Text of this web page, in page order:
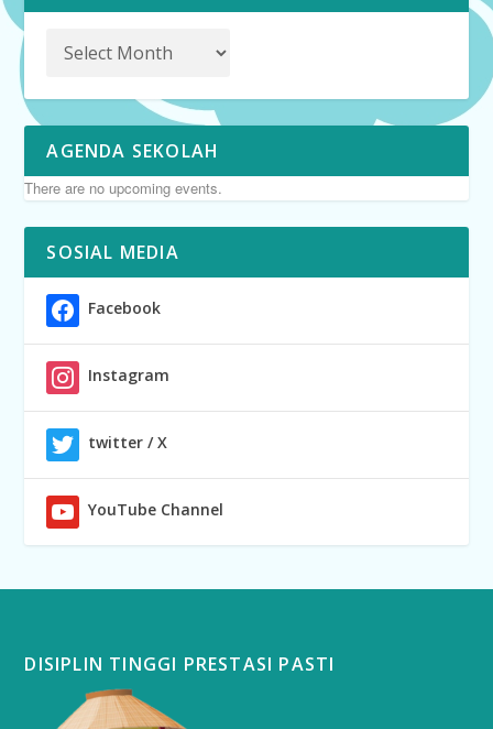
AGENDA SEKOLAH
There are no upcoming events.
SOSIAL MEDIA
Facebook
Instagram
twitter / X
YouTube Channel
DISIPLIN TINGGI PRESTASI PASTI